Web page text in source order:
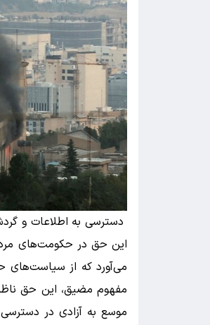
دسترسی به اطلاعات و
این حق در حکومت‌های
می‌آورد که از سیاست‌های
مفهوم مضیق، این حق
موسع به آزادی در